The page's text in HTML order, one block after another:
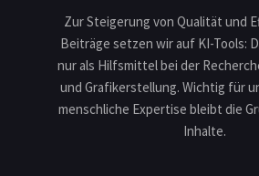
Zur Steigerung von Qualität und
Beiträge setzen wir auf KI-Tools:
nur als Hilfsmittel bei der
und Grafikerstellung. Wichtig für
menschliche Expertise bleibt die
Inhalte.